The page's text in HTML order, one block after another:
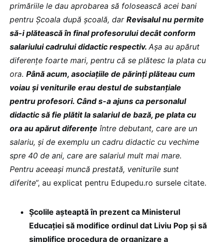
primăriile le dau aprobarea să folosească acei bani
pentru Școala după școală, dar Revisalul nu permite
să-i plătească în final profesorului decât conform
salariului cadrului didactic respectiv.Așa au apărut
diferențe foarte mari, pentru că se plătesc la plata cu
ora. Până acum, asociațiile de părinți plăteau cum
voiau și veniturile erau destul de substanțiale
pentru profesori. Când s-a ajuns ca personalul
didactic să fie plătit la salariul de bază, pe plata cu
ora au apărut diferențe între debutant, care are un
salariu, și de exemplu un cadru didactic cu vechime
spre 40 de ani, care are salariul mult mai mare.
Pentru aceeași muncă prestată, veniturile sunt
diferite”, au explicat pentru Edupedu.ro sursele citate.
Școlile așteaptă în prezent ca Ministerul
Educației să modifice ordinul dat Liviu Pop și să
simplifice procedura de organizare a